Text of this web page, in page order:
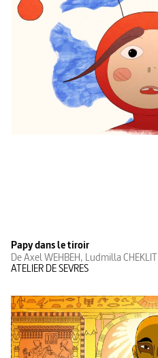
Papy dans le tiroir
De Axel WEHBEH, Ludmilla CHEKLIT
ATELIER DE SEVRES